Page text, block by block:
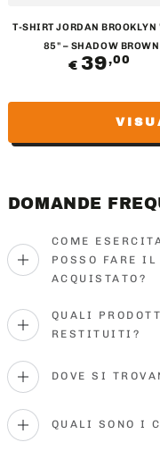
T-SHIRT JORDAN BROOKLYN
85" – SHADOW BROWN
Prezzo
regolare
€ 39,00
DOMANDE
COME
POSSO FARE IL
ACQUISTATO?
QUALI
RESTITUITI?
DOVE SI
QUALI SONO I